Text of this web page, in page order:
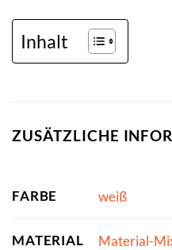
Inhalt
ZUSÄTZLICHE
FARBE weiß
MATERIAL Material-